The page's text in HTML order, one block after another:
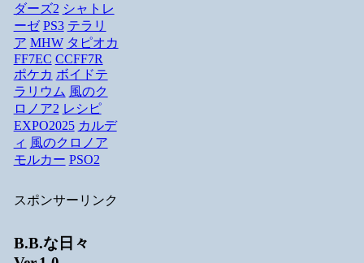
ダーズ2 シャトレ
ーゼ PS3 テラリ
ア MHW タピオカ
FF7EC CCFF7R
ポケカ ボイドテ
ラリウム 風のク
ロノア2 レシピ
EXPO2025 カルデ
ィ 風のクロノア
モルカー PSO2
スポンサーリンク
B.B.な日々